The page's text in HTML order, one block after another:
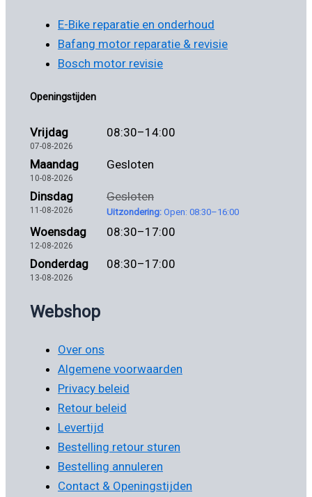
E-Bike reparatie en onderhoud
Bafang motor reparatie & revisie
Bosch motor revisie
Openingstijden
Vrijdag
07-08-2026
08:30–14:00
Maandag
10-08-2026
Gesloten
Dinsdag
11-08-2026
Gesloten
Uitzondering: Open: 08:30–16:00
Woensdag
12-08-2026
08:30–17:00
Donderdag
13-08-2026
08:30–17:00
Webshop
Over ons
Algemene voorwaarden
Privacy beleid
Retour beleid
Levertijd
Bestelling retour sturen
Bestelling annuleren
Contact & Openingstijden